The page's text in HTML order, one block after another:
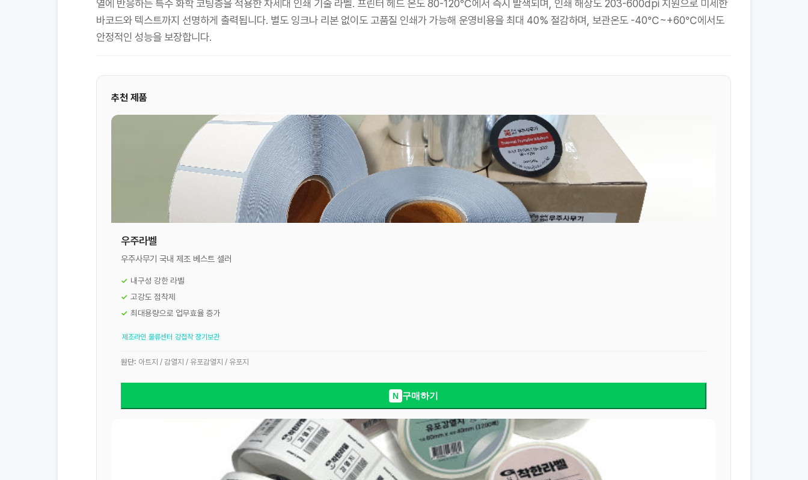
열에 반응하는 특수 화학 코팅층을 적용한 차세대 인쇄 기술 라벨. 프린터 헤드 온도 80-120℃에서 즉시 발색되며, 인쇄 해상도 203-600dpi 지원으로 미세한
바코드와 텍스트까지 선명하게 출력됩니다. 별도 잉크나 리본 없이도 고품질 인쇄가 가능해 운영비용을 최대 40% 절감하며, 보관온도 -40℃~+60℃에서도
안정적인 성능을 보장합니다.
추천 제품
우주라벨
우주사무기 국내 제조 베스트 셀러
내구성 강한 라벨
고강도 점착제
최대용량으로 업무효율 증가
제조라인 물류센터 강접착 장기보관
원단: 아트지 / 감열지 / 유포감열지 / 유포지
N 구매하기